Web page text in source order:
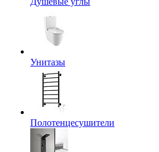
Унитазы
Полотенцесушители